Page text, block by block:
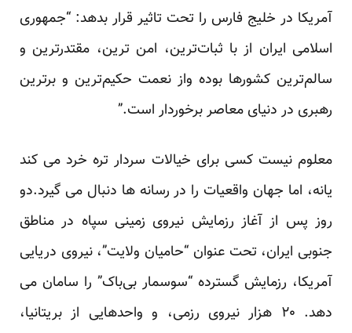
آمریکا در خلیج فارس را تحت تاثیر قرار بدهد: “جمهوری
اسلامی ایران از با ثبات‌ترین، امن ترین، مقتدرترین و
سالم‌ترین کشورها بوده واز نعمت حکیم‌ترین و برترین
رهبری در دنیای معاصر برخوردار است.”
معلوم نیست کسی برای خیالات سردار تره خرد می کند
یانه، اما جهان واقعیات را در رسانه ها دنبال می گیرد.دو
روز پس از آغاز رزمایش نیروی زمینی سپاه در مناطق
جنوبی ایران، تحت عنوان “حامیان ولایت”، نیروی دریایی
آمریکا، رزمایش گسترده‌ “سوسمار بی‌باک” را سامان می
دهد. ۲۰ هزار نیروی رزمی، و واحد‌هایی از بریتانیا،